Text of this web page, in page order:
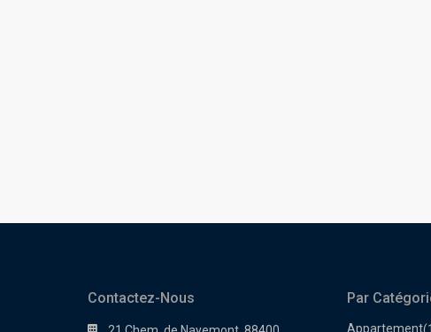
Contactez-Nous Par
Appartement